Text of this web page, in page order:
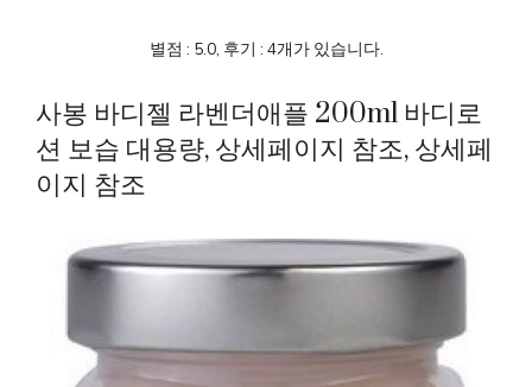
별점 : 5.0, 후기 : 4개가 있습니다.
사봉 바디젤 라벤더애플 200ml 바디로
션 보습 대용량, 상세페이지 참조, 상세페
이지 참조